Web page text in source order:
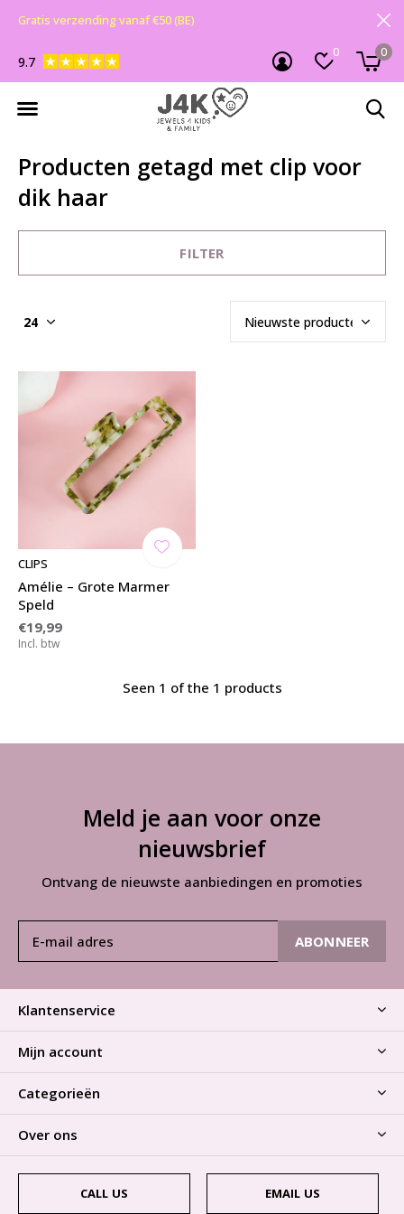
0 0
9.7
Gratis verzending vanaf €50 (BE)
Producten getagd met clip voor
dik haar
FILTER
CLIPS
Amélie – Grote Marmer
Speld
€19,99
Incl. btw
Seen 1 of the 1 products
Meld je aan voor onze
nieuwsbrief
Ontvang de nieuwste aanbiedingen en promoties
ABONNEER
Klantenservice
Mijn account
Categorieën
Over ons
CALL US EMAIL US